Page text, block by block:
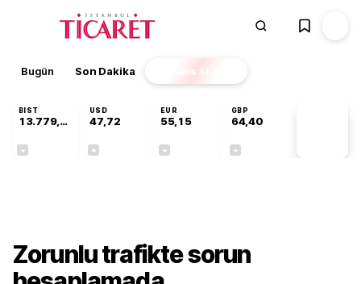
Bugün Son Dakika Finans EKSTRA
BIST
13.779,39
USD
47,72
EUR
55,15
GBP
64,40
Zorunlu trafikte sorun